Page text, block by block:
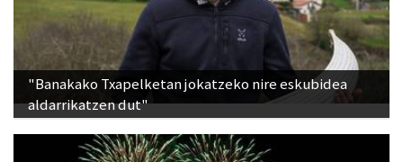
"Banakako Txapelketan jokatzeko nire eskubidea
aldarrikatzen dut"